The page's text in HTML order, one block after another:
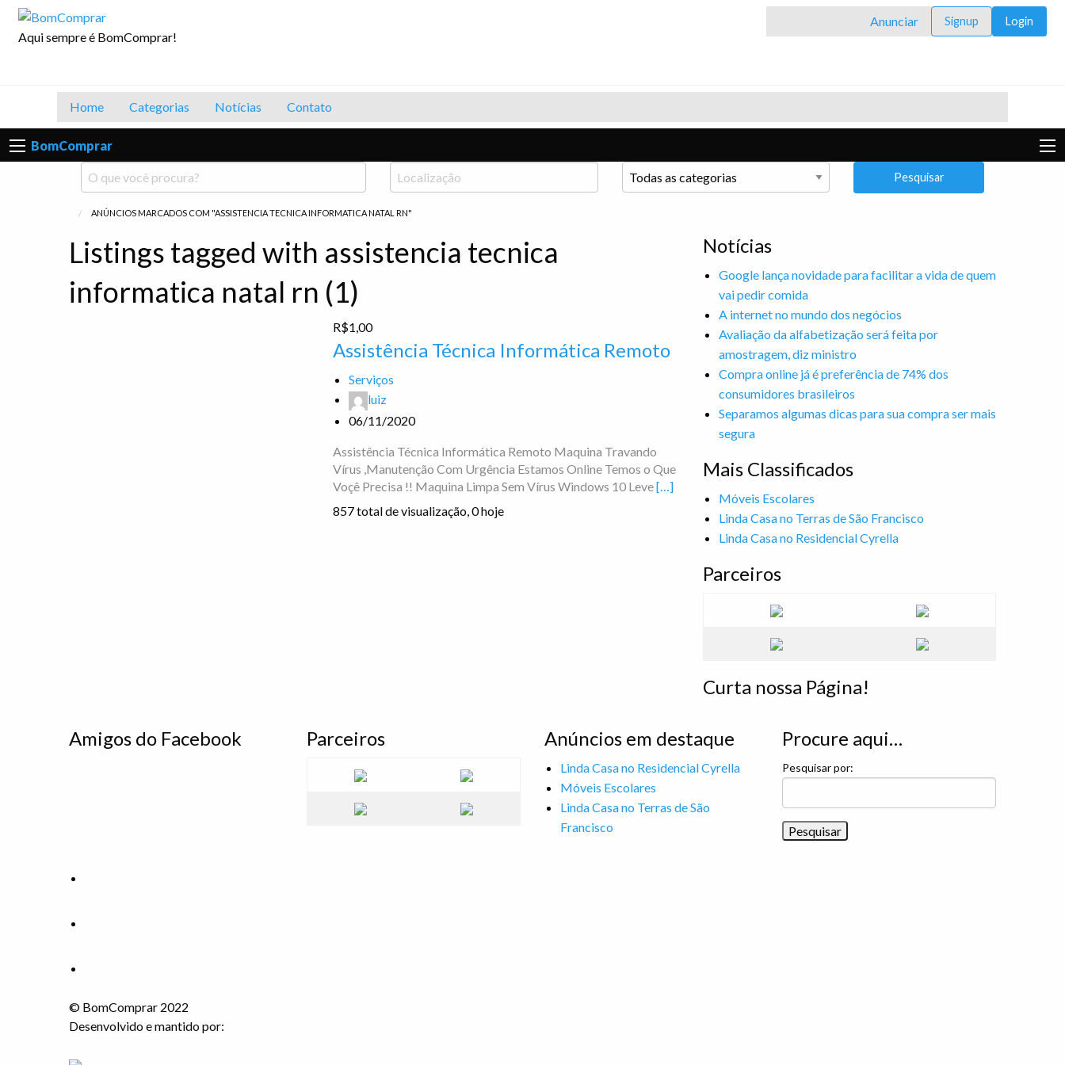
Contato
Anunciar Signup Login
Aqui sempre é BomComprar!
Home Categorias Notícias Contato
BomComprar
Pesquisar
ANÚNCIOS MARCADOS COM "ASSISTENCIA TECNICA INFORMATICA NATAL RN"
Listings tagged with assistencia tecnica
informatica natal rn (1)
R$1,00
Assistência Técnica Informática Remoto
Serviços
luiz
06/11/2020
Assistência Técnica Informática Remoto Maquina Travando
Vírus ,Manutenção Com Urgência Estamos Online Temos o Que
Voçê Precisa !! Maquina Limpa Sem Vírus Windows 10 Leve[…]
857 total de visualização, 0 hoje
Notícias
Google lança novidade para facilitar a vida de quem
vai pedir comida
A internet no mundo dos negócios
Avaliação da alfabetização será feita por
amostragem, diz ministro
Compra online já é preferência de 74% dos
consumidores brasileiros
Separamos algumas dicas para sua compra ser mais
segura
Mais Classificados
Móveis Escolares
Linda Casa no Terras de São Francisco
Linda Casa no Residencial Cyrella
Parceiros
Curta nossa Página!
Amigos do Facebook Parceiros Anúncios em destaque
Linda Casa no Residencial Cyrella
Móveis Escolares
Linda Casa no Terras de São
Francisco
Procure aqui…
Pesquisar por:
© BomComprar 2022
Desenvolvido e mantido por: